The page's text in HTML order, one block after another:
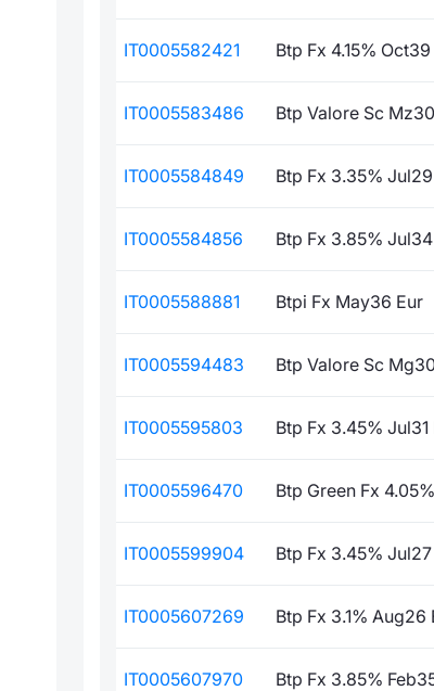
IT0005582421 Btp Fx 4.15%
IT0005583486 Btp Valore Sc
IT0005584849 Btp Fx 3.35%
IT0005584856 Btp Fx 3.85%
IT0005588881 Btpi Fx May36 Eur
IT0005594483 Btp Valore Sc
IT0005595803 Btp Fx 3.45% Jul31
IT0005596470 Btp Green Fx
IT0005599904 Btp Fx 3.45%
IT0005607269 Btp Fx 3.1% Aug26
IT0005607970 Btp Fx 3.85%